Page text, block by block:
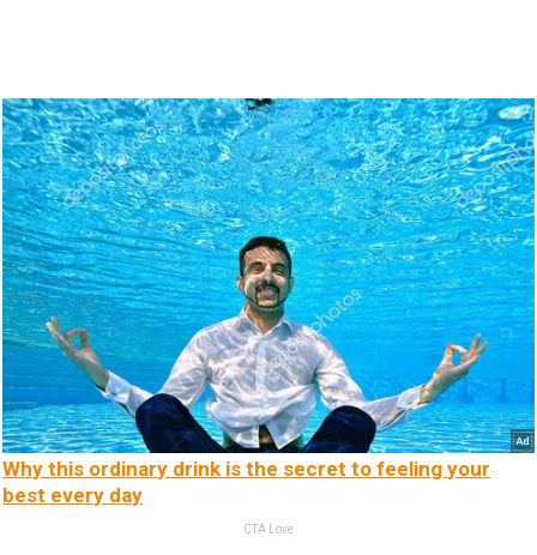
Why this ordinary drink is the secret to feeling your
best every day
CTA Love